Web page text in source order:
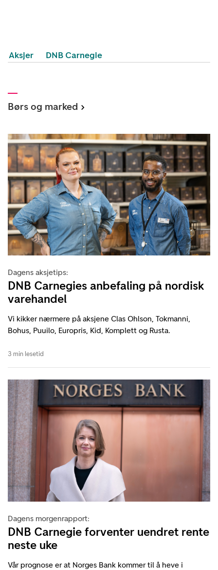
Aksjer DNB Carnegie
Børs og marked
Dagens aksjetips:
DNB Carnegies anbefaling på nordisk
varehandel
Vi kikker nærmere på aksjene Clas Ohlson, Tokmanni,
Bohus, Puuilo, Europris, Kid, Komplett og Rusta.
3 min lesetid
Dagens morgenrapport:
DNB Carnegie forventer uendret rente
neste uke
Vår prognose er at Norges Bank kommer til å heve i